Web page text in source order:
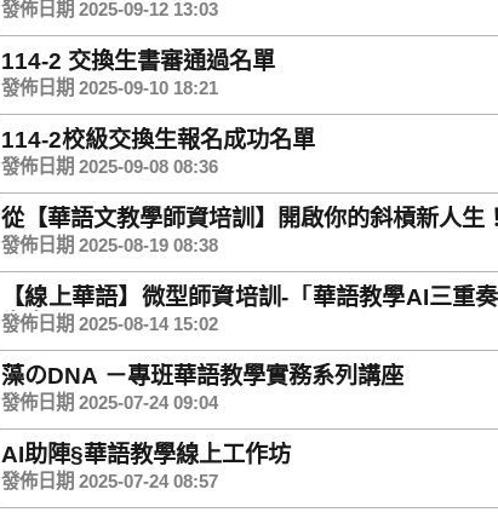
發佈日期 2025-09-12 13:03
114-2 交換生書審通過名單
發佈日期 2025-09-10 18:21
114-2校級交換生報名成功名單
發佈日期 2025-09-08 08:36
從【華語文教學師資培訓】開啟你的斜槓新人生！
發佈日期 2025-08-19 08:38
【線上華語】微型師資培訓-「華語教學AI三重
生中！
發佈日期 2025-08-14 15:02
藻のDNA －專班華語教學實務系列講座
發佈日期 2025-07-24 09:04
AI助陣§華語教學線上工作坊
發佈日期 2025-07-24 08:57